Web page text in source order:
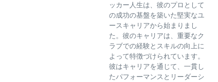
ッカー人生は、彼のプロとして
の成功の基盤を築いた堅実なユ
ースキャリアから始まりまし
た。彼のキャリアは、重要なク
ラブでの経験とスキルの向上に
よって特徴づけられています。
彼はキャリアを通じて、一貫し
たパフォーマンスとリーダーシ